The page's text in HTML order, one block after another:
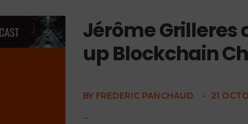
Jérôme Grilleres
up Blockchain
BY FREDERIC PANCHAUD • 21
...